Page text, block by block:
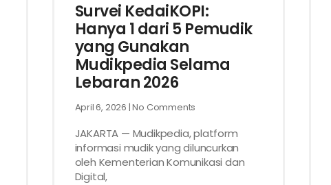
Survei KedaiKOPI:
Hanya 1 dari 5 Pemudik
yang Gunakan
Mudikpedia Selama
Lebaran 2026
April 6, 2026 No Comments
JAKARTA — Mudikpedia, platform
informasi mudik yang diluncurkan
oleh Kementerian Komunikasi dan
Digital,